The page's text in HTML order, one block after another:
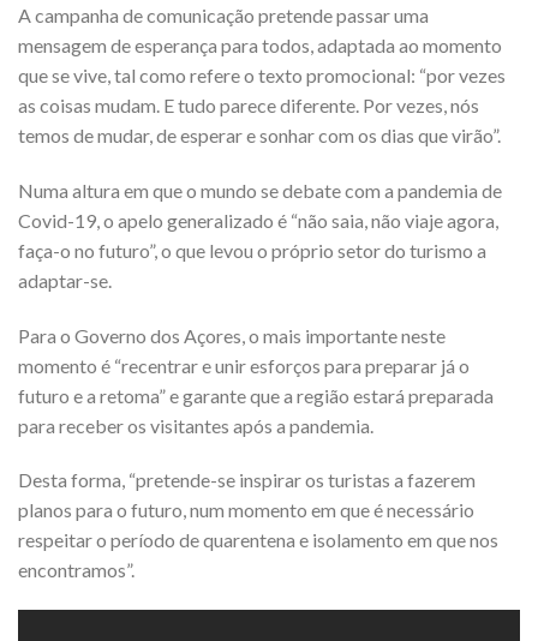
A campanha de comunicação pretende passar uma
mensagem de esperança para todos, adaptada ao momento
que se vive, tal como refere o texto promocional: “por vezes
as coisas mudam. E tudo parece diferente. Por vezes, nós
temos de mudar, de esperar e sonhar com os dias que virão”.
Numa altura em que o mundo se debate com a pandemia de
Covid-19, o apelo generalizado é “não saia, não viaje agora,
faça-o no futuro”, o que levou o próprio setor do turismo a
adaptar-se.
Para o Governo dos Açores, o mais importante neste
momento é “recentrar e unir esforços para preparar já o
futuro e a retoma” e garante que a região estará preparada
para receber os visitantes após a pandemia.
Desta forma, “pretende-se inspirar os turistas a fazerem
planos para o futuro, num momento em que é necessário
respeitar o período de quarentena e isolamento em que nos
encontramos”.